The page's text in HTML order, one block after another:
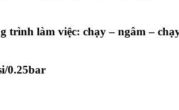
trình làm việc: chạy – ngâm –
0.25bar